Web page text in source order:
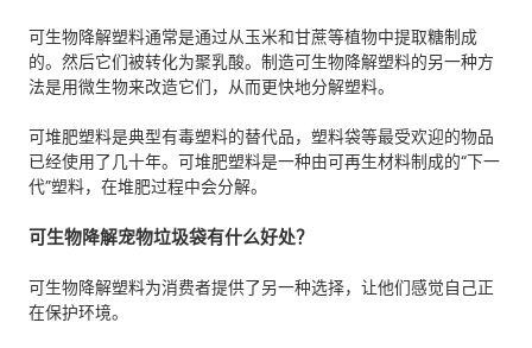
可生物降解塑料通常是通过从玉米和甘蔗等植物中提取糖制成
的。然后它们被转化为聚乳酸。制造可生物降解塑料的另一种方
法是用微生物来改造它们，从而更快地分解塑料。
可堆肥塑料是典型有毒塑料的替代品，塑料袋等最受欢迎的物品
已经使用了几十年。可堆肥塑料是一种由可再生材料制成的“下一
代”塑料，在堆肥过程中会分解。
可生物降解宠物垃圾袋有什么好处？
可生物降解塑料为消费者提供了另一种选择，让他们感觉自己正
在保护环境。